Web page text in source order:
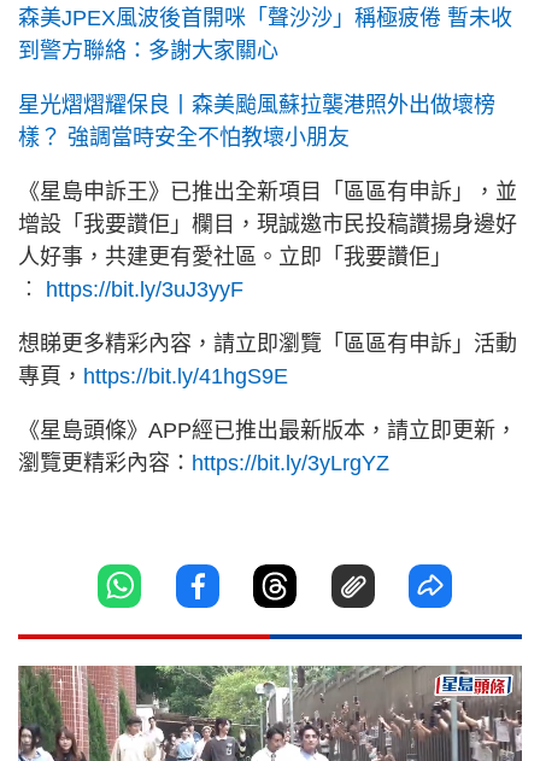
森美JPEX風波後首開咪「聲沙沙」稱極疲倦 暫未收
到警方聯絡：多謝大家關心
星光熠熠耀保良丨森美颱風蘇拉襲港照外出做壞榜
樣？ 強調當時安全不怕教壞小朋友
《星島申訴王》已推出全新項目「區區有申訴」，並
增設「我要讚佢」欄目，現誠邀市民投稿讚揚身邊好
人好事，共建更有愛社區。立即「我要讚佢」
︰ https://bit.ly/3uJ3yyF
想睇更多精彩內容，請立即瀏覽「區區有申訴」活動
專頁， https://bit.ly/41hgS9E
《星島頭條》APP經已推出最新版本，請立即更新，
瀏覽更精彩內容： https://bit.ly/3yLrgYZ